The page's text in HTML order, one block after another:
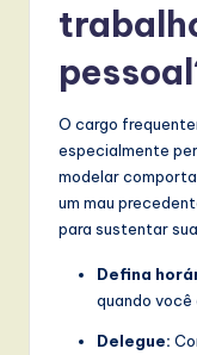
O cargo
especialmente
modelar
um mau
para sustentar
Defina
quando você
Delegue: